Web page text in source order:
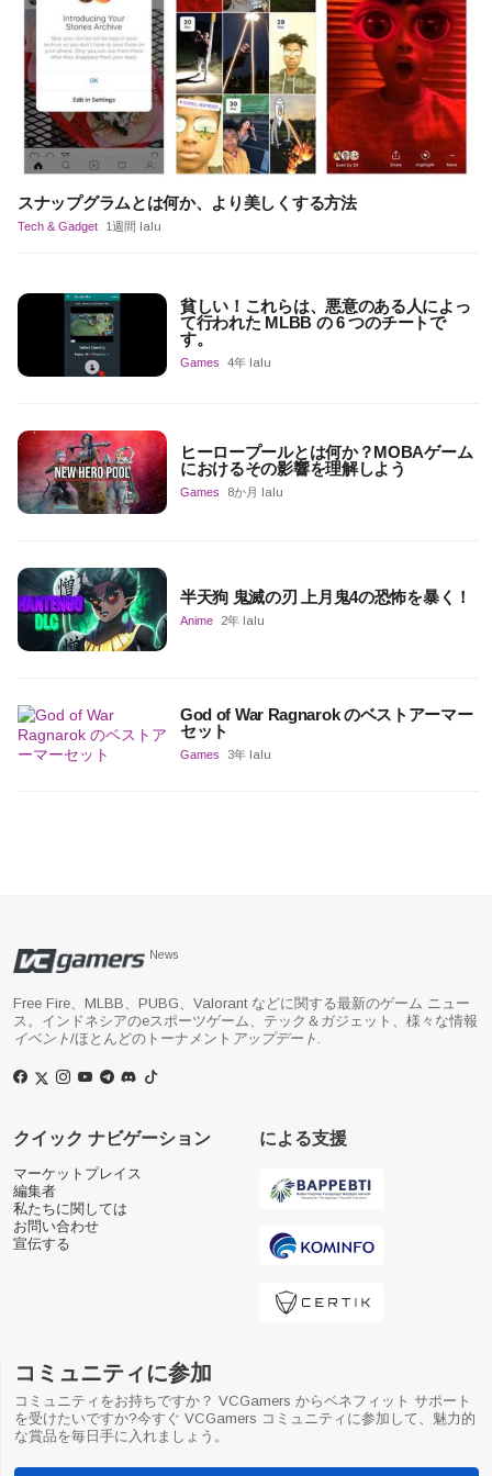
スナップグラムとは何か、より美しくする方法
Tech & Gadget 1週間 lalu
貧しい！これらは、悪意のある人によっ
て行われた MLBB の 6 つのチートで
す。
Games 4年 lalu
ヒーロープールとは何か？MOBAゲーム
におけるその影響を理解しよう
Games 8か月 lalu
半天狗 鬼滅の刃 上月鬼4の恐怖を暴く！
Anime 2年 lalu
God of War Ragnarok のベストアーマー
セット
Games 3年 lalu
News
Free Fire、MLBB、PUBG、Valorant などに関する最新のゲーム ニュー
ス。インドネシアのeスポーツゲーム、テック＆ガジェット、様々な情報
イベント/ほとんどのトーナメント アップデート
クイック ナビゲーション
マーケットプレイス
編集者
私たちに関しては
お問い合わせ
宣伝する
による支援
コミュニティに参加
コミュニティをお持ちですか？ VCGamers からベネフィット サポート
を受けたいですか?今すぐ VCGamers コミュニティに参加して、魅力的
な賞品を毎日手に入れましょう。